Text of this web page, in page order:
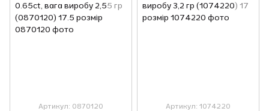
Артикул: 0870120 Артикул: 1074220